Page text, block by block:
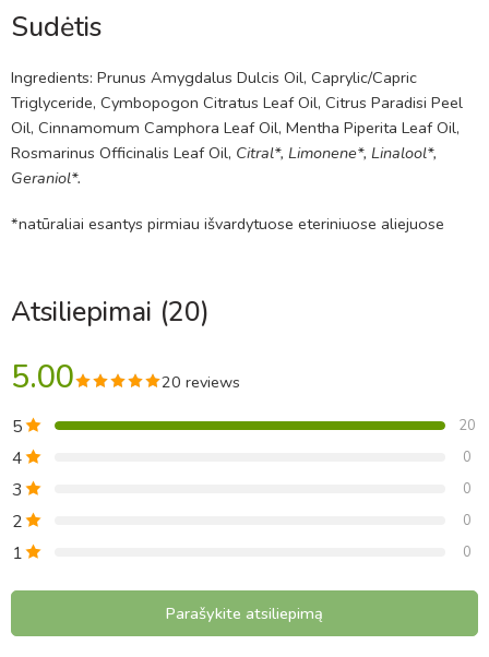
Sudėtis
Ingredients: Prunus Amygdalus Dulcis Oil, Caprylic/Capric
Triglyceride, Cymbopogon Citratus Leaf Oil, Citrus Paradisi Peel
Oil, Cinnamomum Camphora Leaf Oil, Mentha Piperita Leaf Oil,
Rosmarinus Officinalis Leaf Oil, Citral*, Limonene*, Linalool*,
Geraniol*.
*natūraliai esantys pirmiau išvardytuose eteriniuose aliejuose
Atsiliepimai (20)
5.00 20 reviews
5 20
4 0
3 0
2 0
1 0
Parašykite atsiliepimą